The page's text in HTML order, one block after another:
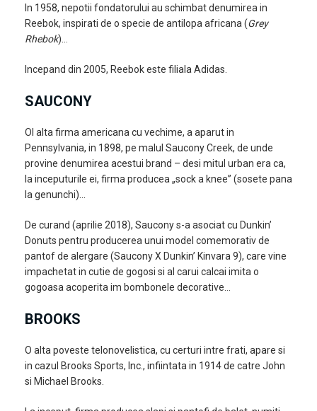
In 1958, nepotii fondatorului au schimbat denumirea in
Reebok, inspirati de o specie de antilopa africana (Grey
Rhebok)…
Incepand din 2005, Reebok este filiala Adidas.
SAUCONY
Ol alta firma americana cu vechime, a aparut in
Pennsylvania, in 1898, pe malul Saucony Creek, de unde
provine denumirea acestui brand – desi mitul urban era ca,
la inceputurile ei, firma producea „sock a knee” (sosete pana
la genunchi)…
De curand (aprilie 2018), Saucony s-a asociat cu Dunkin’
Donuts pentru producerea unui model comemorativ de
pantof de alergare (Saucony X Dunkin’ Kinvara 9), care vine
impachetat in cutie de gogosi si al carui calcai imita o
gogoasa acoperita im bombonele decorative…
BROOKS
O alta poveste telonovelistica, cu certuri intre frati, apare si
in cazul Brooks Sports, Inc., infiintata in 1914 de catre John
si Michael Brooks.